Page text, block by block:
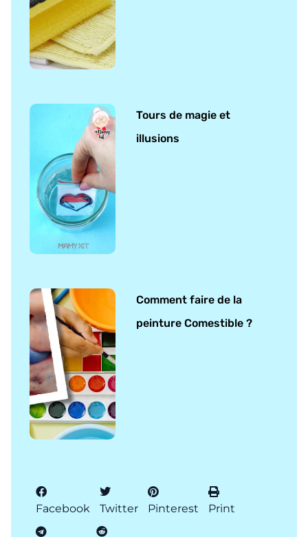
Tours de magie et
illusions
Comment faire de la
peinture Comestible ?
Facebook Twitter Pinterest Print